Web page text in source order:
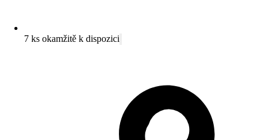
7 ks okamžitě k dispozici